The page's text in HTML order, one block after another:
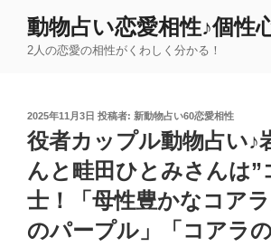
動物占い恋愛相性♪個性
2人の恋愛の相性がくわしく分かる！
投
稿
日:
2025年11月3日 投稿者: 新動物占い60恋愛相性
役者カップル動物占い♪
んと畦田ひとみさんは”
士！「母性豊かなコア
のパープル」「コアラ